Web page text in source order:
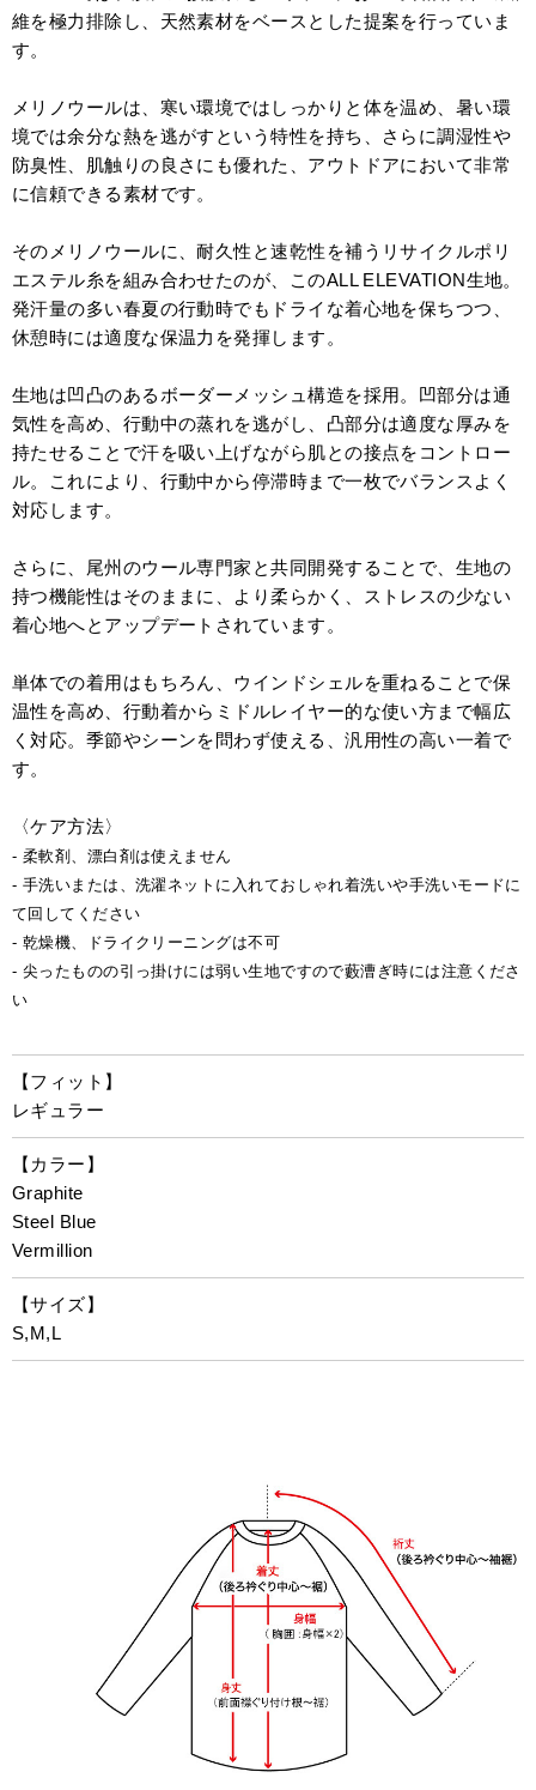
維を極力排除し、天然素材をベースとした提案を行っていま
す。
メリノウールは、寒い環境ではしっかりと体を温め、暑い環
境では余分な熱を逃がすという特性を持ち、さらに調湿性や
防臭性、肌触りの良さにも優れた、アウトドアにおいて非常
に信頼できる素材です。
そのメリノウールに、耐久性と速乾性を補うリサイクルポリ
エステル糸を組み合わせたのが、このALL ELEVATION生地。
発汗量の多い春夏の行動時でもドライな着心地を保ちつつ、
休憩時には適度な保温力を発揮します。
生地は凹凸のあるボーダーメッシュ構造を採用。凹部分は通
気性を高め、行動中の蒸れを逃がし、凸部分は適度な厚みを
持たせることで汗を吸い上げながら肌との接点をコントロー
ル。これにより、行動中から停滞時まで一枚でバランスよく
対応します。
さらに、尾州のウール専門家と共同開発することで、生地の
持つ機能性はそのままに、より柔らかく、ストレスの少ない
着心地へとアップデートされています。
単体での着用はもちろん、ウインドシェルを重ねることで保
温性を高め、行動着からミドルレイヤー的な使い方まで幅広
く対応。季節やシーンを問わず使える、汎用性の高い一着で
す。
〈ケア方法〉
- 柔軟剤、漂白剤は使えません
- 手洗いまたは、洗濯ネットに入れておしゃれ着洗いや手洗いモードに
て回してください
- 乾燥機、ドライクリーニングは不可
- 尖ったものの引っ掛けには弱い生地ですので藪漕ぎ時には注意くださ
い
【フィット】
レギュラー
【カラー】
Graphite
Steel Blue
Vermillion
【サイズ】
S,M,L